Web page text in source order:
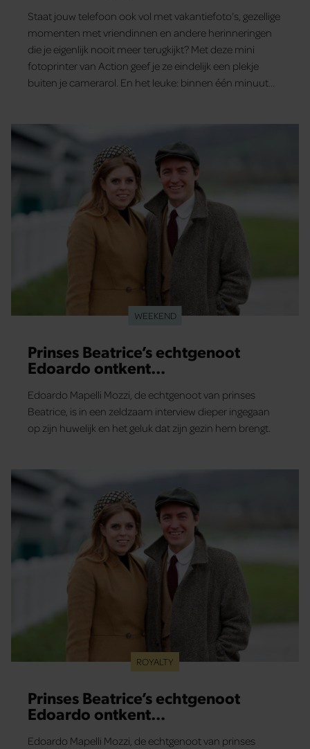
Staat jouw telefoon ook vol met vakantiefoto’s, gezellige
momenten met vriendinnen en andere herinneringen
die je eigenlijk nooit meer terugkijkt? Met deze mini
fotoprinter van Action geef je ze eindelijk een plekje
buiten je camerarol. En het leuke: binnen één minuut
WEEKEND
Prinses Beatrice’s echtgenoot
Edoardo ontkent
Edoardo Mapelli Mozzi, de echtgenoot van prinses
Beatrice, is in een zeldzaam interview dieper ingegaan
op zijn huwelijk en het geluk dat zijn gezin hem brengt.
ROYALTY
Prinses Beatrice’s echtgenoot
Edoardo ontkent
Edoardo Mapelli Mozzi, de echtgenoot van prinses